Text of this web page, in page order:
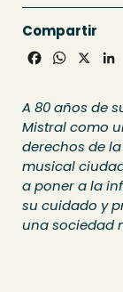
Compartir
Facebook
A 80 años de
Mistral como
derechos de
musical
a poner a la
su cuidado y
una sociedad